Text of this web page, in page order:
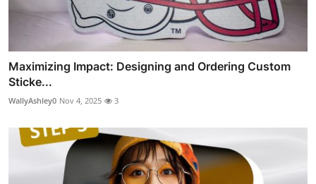
Maximizing Impact: Designing and Ordering Custom
Sticke...
WallyAshley0 Nov 4, 2025 3